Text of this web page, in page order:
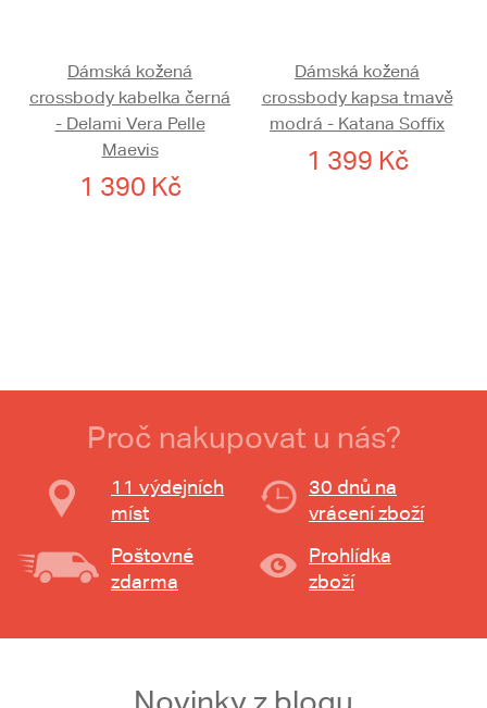
Dámská kožená
crossbody kabelka černá
- Delami Vera Pelle
Maevis
1 390 Kč
Dámská kožená
crossbody kapsa tmavě
modrá - Katana Soffix
1 399 Kč
Proč nakupovat u nás?
11 výdejních
míst
30 dnů na
vrácení zboží
Poštovné
zdarma
Prohlídka
zboží